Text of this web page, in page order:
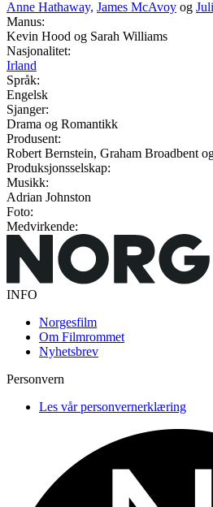
Anne Hathaway, James McAvoy og
Manus:
Kevin Hood og Sarah Williams
Nasjonalitet:
Irland
Språk:
Engelsk
Sjanger:
Drama og Romantikk
Produsent:
Robert Bernstein, Graham Broadbent
Produksjonsselskap:
Musikk:
Adrian Johnston
Foto:
Medvirkende:
INFO
Norgesfilm
Om Filmrommet
Nyhetsbrev
Personvern
Les vår personvernerklæring